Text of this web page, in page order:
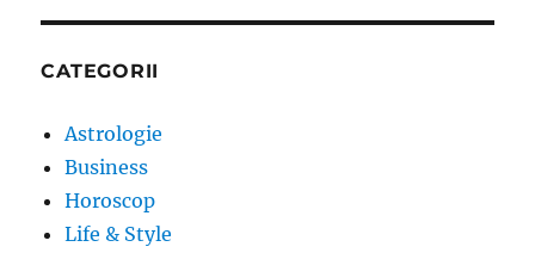
CATEGORII
Astrologie
Business
Horoscop
Life & Style